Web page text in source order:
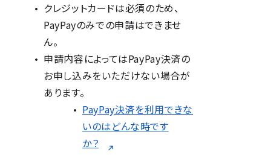
クレジットカードは必須のため、
PayPayのみでの申請はできませ
ん。
申請内容によってはPayPay決済の
お申し込みをいただけない場合が
あります。
PayPay決済を利用できな
いのはどんな時です
か？